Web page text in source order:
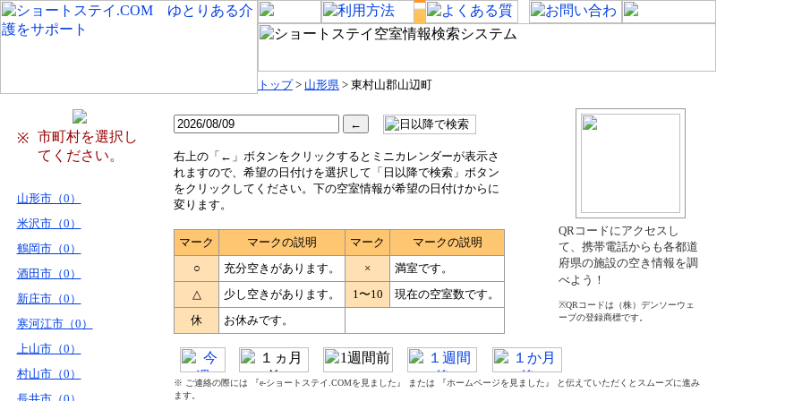
トップ> 山形県 > 東村山郡山辺町
※
市町村を選択し
てください。
山形市（0）
米沢市（0）
鶴岡市（0）
酒田市（0）
新庄市（0）
寒河江市（0）
上山市（0）
村山市（0）
右上の「←」ボタンをクリックするとミニカレンダーが表示さ
れますので、希望の日付けを選択して「日以降で検索」ボタン
をクリックしてください。下の空室情報が希望の日付けからに
変ります。
マーク マークの説明 マーク
マークの説明
○
充分空きがあります。 ×
満室です。
△
少し空きがあります。 1〜10
現在の空室数です。
休
お休みです。
QRコードにアクセスし
て、携帯電話からも各都道
府県の施設の空き情報を調
べよう！
※QRコードは（株）デンソーウェ
ーブの登録商標です。
※ ご連絡の際には 『e-ショートステイ.COMを見ました』 または 『ホームページを見ました』 と伝えていただくとスムーズに進み
ます。